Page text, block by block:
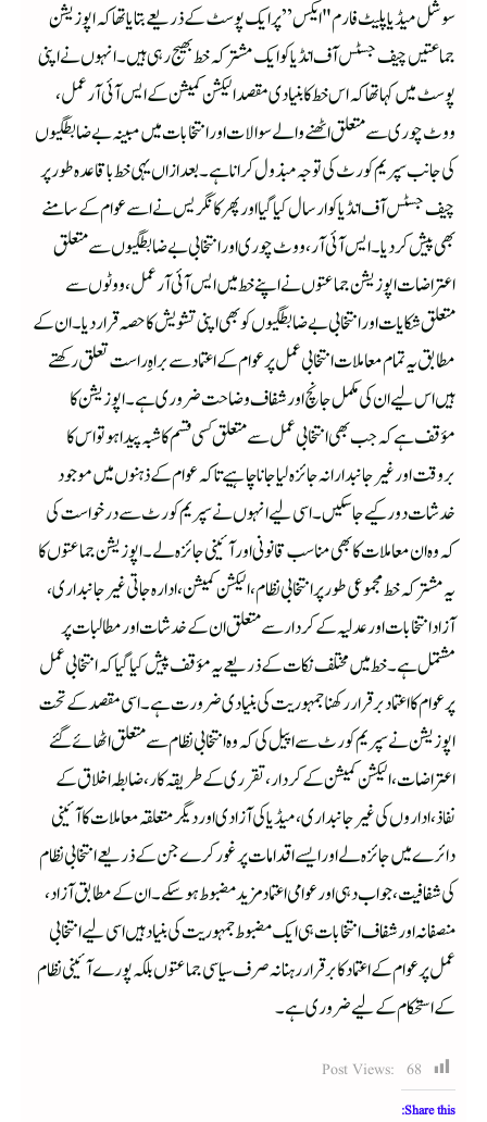
سوشل میڈیا پلیٹ فارم "ایکس” پر ایک پوسٹ کے ذریعے بتایا تھا کہ اپوزیشن
جماعتیں چیف جسٹس آف انڈیا کو ایک مشترکہ خط بھیج رہی ہیں۔ انہوں نے اپنی
پوسٹ میں کہا تھا کہ اس خط کا بنیادی مقصد الیکشن کمیشن کے ایس آئی آر عمل،
ووٹ چوری سے متعلق اٹھنے والے سوالات اور انتخابات میں مبینہ بے ضابطگیوں
کی جانب سپریم کورٹ کی توجہ مبذول کرانا ہے۔ بعد ازاں یہی خط باقاعدہ طور پر
چیف جسٹس آف انڈیا کو ارسال کیا گیا اور پھر کانگریس نے اسے عوام کے سامنے
بھی پیش کر دیا۔ ایس آئی آر، ووٹ چوری اور انتخابی بے ضابطگیوں سے متعلق
اعتراضات اپوزیشن جماعتوں نے اپنے خط میں ایس آئی آر عمل، ووٹوں سے
متعلق شکایات اور انتخابی بے ضابطگیوں کو بھی اپنی تشویش کا حصہ قرار دیا۔ ان کے
مطابق یہ تمام معاملات انتخابی عمل پر عوام کے اعتماد سے براہِ راست تعلق رکھتے
ہیں اس لیے ان کی مکمل جانچ اور شفاف وضاحت ضروری ہے۔ اپوزیشن کا
مؤقف ہے کہ جب بھی انتخابی عمل سے متعلق کسی قسم کا شبہ پیدا ہو تو اس کا
بروقت اور غیر جانبدارانہ جائزہ لیا جانا چاہیے تاکہ عوام کے ذہنوں میں موجود
خدشات دور کیے جا سکیں۔ اسی لیے انہوں نے سپریم کورٹ سے درخواست کی
کہ وہ ان معاملات کا بھی مناسب قانونی اور آئینی جائزہ لے۔ اپوزیشن جماعتوں کا
یہ مشترکہ خط مجموعی طور پر انتخابی نظام، الیکشن کمیشن، ادارہ جاتی غیر جانبداری،
آزاد انتخابات اور عدلیہ کے کردار سے متعلق ان کے خدشات اور مطالبات پر
مشتمل ہے۔ خط میں مختلف نکات کے ذریعے یہ مؤقف پیش کیا گیا کہ انتخابی عمل
پر عوام کا اعتماد برقرار رکھنا جمہوریت کی بنیادی ضرورت ہے۔ اسی مقصد کے تحت
اپوزیشن نے سپریم کورٹ سے اپیل کی کہ وہ انتخابی نظام سے متعلق اٹھائے گئے
اعتراضات، الیکشن کمیشن کے کردار، تقرری کے طریقہ کار، ضابطہ اخلاق کے
نفاذ، اداروں کی غیر جانبداری، میڈیا کی آزادی اور دیگر متعلقہ معاملات کا آئینی
دائرے میں جائزہ لے اور ایسے اقدامات پر غور کرے جن کے ذریعے انتخابی نظام
کی شفافیت، جواب دہی اور عوامی اعتماد مزید مضبوط ہو سکے۔ ان کے مطابق آزاد،
منصفانہ اور شفاف انتخابات ہی ایک مضبوط جمہوریت کی بنیاد ہیں اسی لیے انتخابی
عمل پر عوام کے اعتماد کا برقرار رہنا نہ صرف سیاسی جماعتوں بلکہ پورے آئینی نظام
کے استحکام کے لیے ضروری ہے۔
Post Views: 68
Share this: